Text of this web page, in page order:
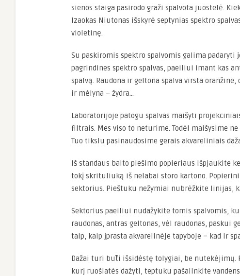
sienos staiga pasirodo graži spalvota juostelė.
Izaokas Niutonas išskyrė septynias spektro
violetinę.
Su paskiromis spektro spalvomis galima padaryti
pagrindines spektro spalvas, paeiliui imant kas
spalvą. Raudona ir geltona spalva virsta
ir mėlyna – žydra…
Laboratorijoje patogu spalvas maišyti
filtrais. Mes viso to neturime. Todėl maišysime
Tuo tikslu pasinaudosime gerais akvareliniais
Iš standaus balto piešimo popieriaus išpjaukite
tokį skrituliuką iš nelabai storo kartono.
sektorius. Pieštuku nežymiai nubrėžkite linijas,
Sektorius paeiliui nudažykite tomis spalvomis,
raudonas, antras geltonas, vėl raudonas, paskui
taip, kaip įprasta akvarelinėje tapyboje – kad ir
Dažai turi būti išsidėstę tolygiai, be nutekėjimų.
kurį ruošiatės dažyti, teptuku pašalinkite